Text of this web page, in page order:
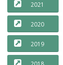
2021
2020
2019